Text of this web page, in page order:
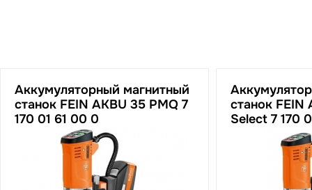
Аккумуляторный магнитный
станок FEIN AKBU 35 PMQ 7
170 01 61 00 0
станок FEIN
Select 7 170